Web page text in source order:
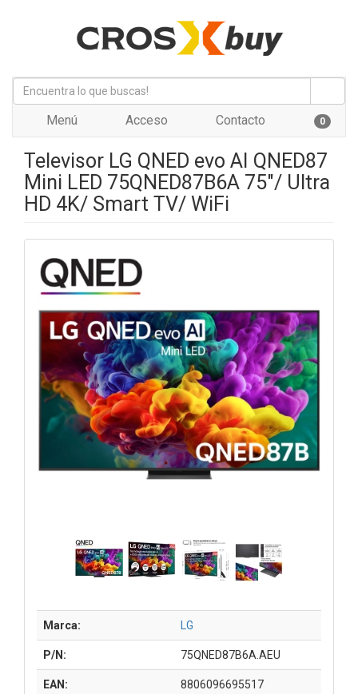
Menú Acceso Contacto 0
Televisor LG QNED evo AI QNED87
Mini LED 75QNED87B6A 75"/ Ultra
HD 4K/ Smart TV/ WiFi
Marca: LG
P/N: 75QNED87B6A.AEU
EAN: 8806096695517